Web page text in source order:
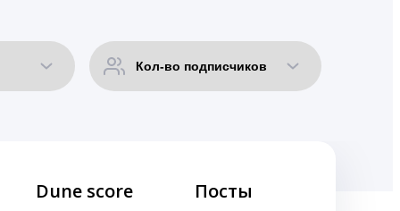
Dune score Посты